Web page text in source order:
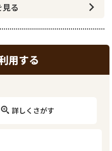
る
用する
詳しくさがす